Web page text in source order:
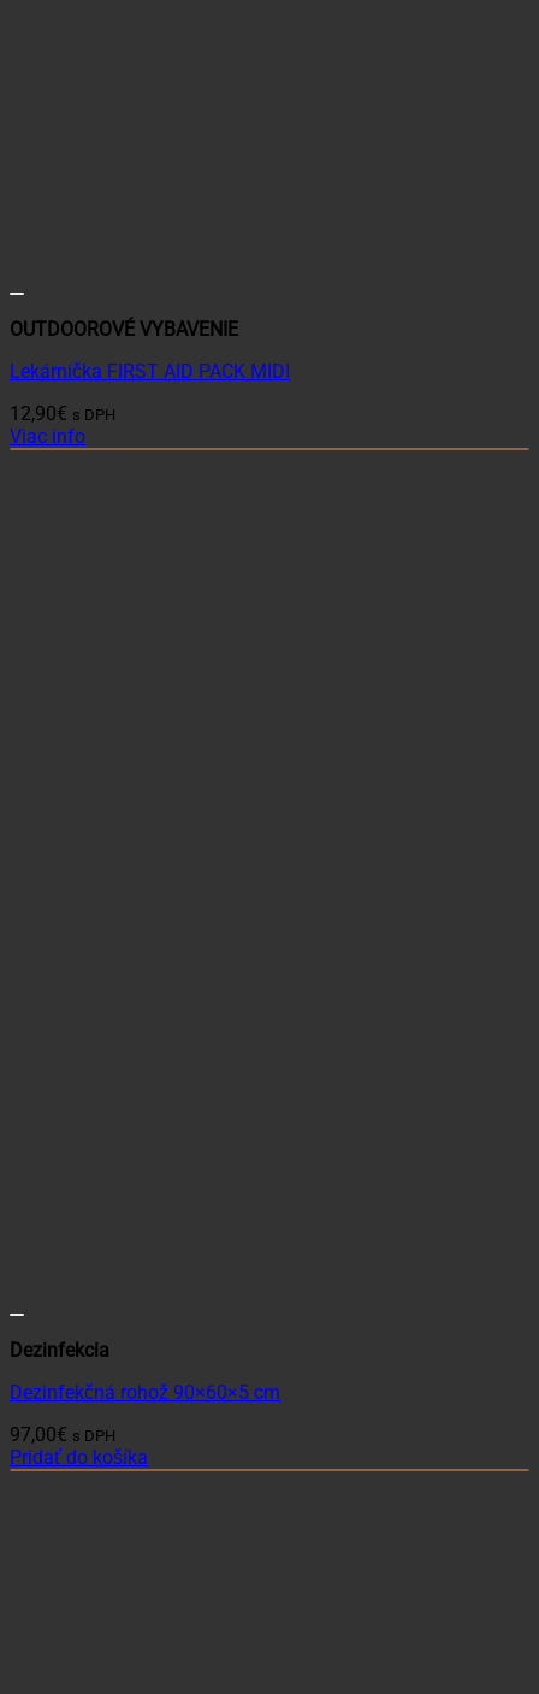
OUTDOOROVÉ VYBAVENIE
Lekárnička FIRST AID PACK MIDI
12,90€ s DPH
Viac info
Dezinfekcia
Dezinfekčná rohož 90×60×5 cm
97,00€ s DPH
Pridať do košíka